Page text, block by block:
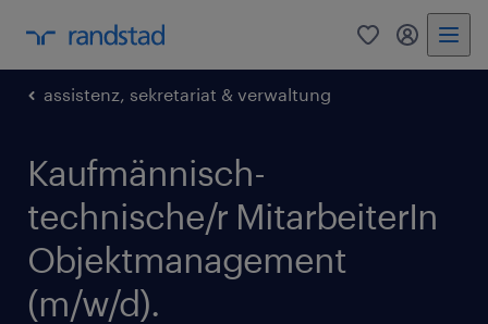
0 Mein
assistenz, sekretariat & verwaltung
Kaufmännisch-
technische/r MitarbeiterIn
Objektmanagement
(m/w/d).